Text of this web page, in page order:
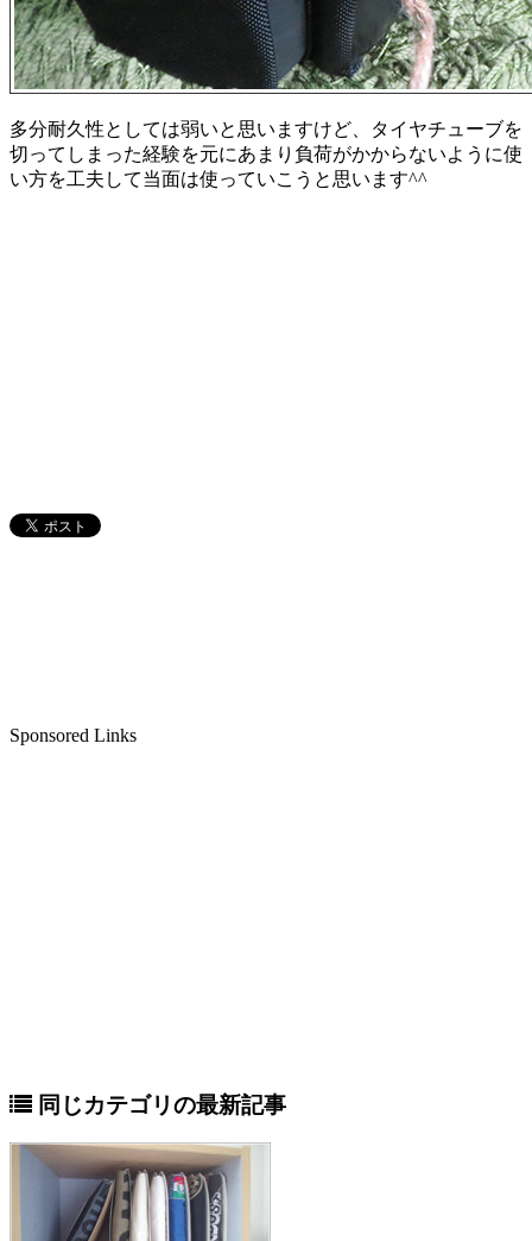
多分耐久性としては弱いと思いますけど、タイヤチューブを
切ってしまった経験を元にあまり負荷がかからないように使
い方を工夫して当面は使っていこうと思います^^
Sponsored Links
同じカテゴリの最新記事